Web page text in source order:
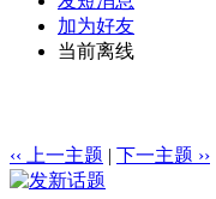
加为好友
当前离线
‹‹ 上一主题 | 下一主题 ››